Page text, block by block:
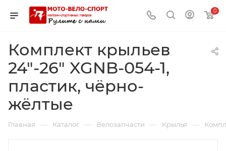
0
Комплект крыльев
24"-26" XGNB-054-1,
пластик, чёрно-
жёлтые
Главная — Каталог — Велозапчасти — Крылья —